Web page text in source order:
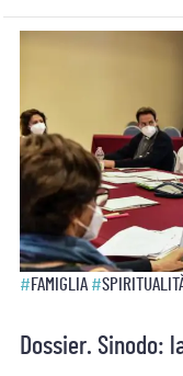
#FAMIGLIA #
Dossier. Sinodo: